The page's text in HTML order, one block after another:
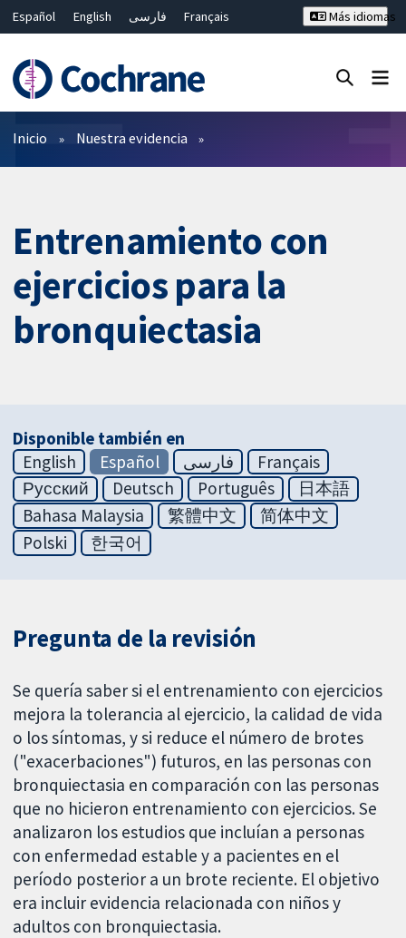
Español English فارسی
Français
Bahasa Malaysia
ไทย 繁體中文
Más idiomas
Filtros
Inicio Nuestra evidencia
Entrenamiento con
ejercicios para la
bronquiectasia
Disponible también en
English
Español فارسی
Français
Русский
Deutsch Português
日本語
Bahasa Malaysia
繁體中文
简体中文
Polski
한국어
Pregunta de la revisión
Se quería saber si el entrenamiento con ejercicios
mejora la tolerancia al ejercicio, la calidad de vida
o los síntomas, y si reduce el número de brotes
("exacerbaciones") futuros, en las personas con
bronquiectasia en comparación con las personas
que no hicieron entrenamiento con ejercicios. Se
analizaron los estudios que incluían a personas
con enfermedad estable y a pacientes en el
período posterior a un brote reciente. El objetivo
era incluir evidencia relacionada con niños y
adultos con bronquiectasia.